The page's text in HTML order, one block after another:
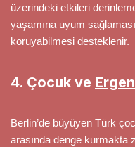
üzerindeki etkileri
yaşamına uyum
koruyabilmesi desteklenir.
4. Çocuk ve
Berlin’de büyüyen Türk
arasında denge kurmakta